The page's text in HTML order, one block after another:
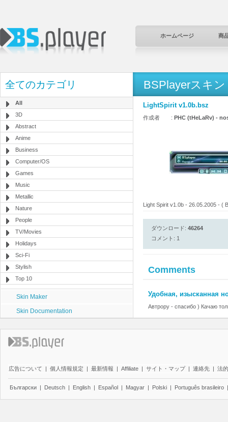
ホームページ 商
全てのカテゴリ
All
3D
Abstract
Anime
Business
Computer/OS
Games
Music
Metallic
Nature
People
TV/Movies
Holidays
Sci-Fi
Stylish
Top 10
Skin Maker
Skin Documentation
BSPlayerスキン
LightSpirit v1.0b.bsz
作成者 : PHC (tHeLaRv) -
Light Spirit v1.0b - 26.05.2005 - (
ダウンロード: 46264
コメント: 1
Comments
Удобная, изысканная
Автрору - спасибо ) Качаю
広告について | 個人情報規定 | 最新情報 | Affiliate | サイト・マップ | 連絡先 | 法
Български | Deutsch | English | Español | Magyar | Polski | Português brasileiro